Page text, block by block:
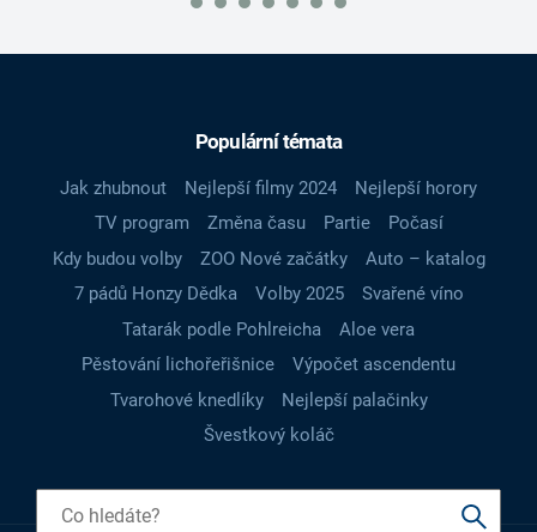
Populární témata
Jak zhubnout Nejlepší filmy 2024
Nejlepší horory
TV program
Změna času Partie
Počasí
Kdy budou volby
ZOO Nové začátky
Auto – katalog
7 pádů Honzy Dědka
Volby 2025
Svařené víno
Tatarák podle Pohlreicha
Aloe vera
Pěstování lichořeřišnice
Výpočet ascendentu
Tvarohové knedlíky
Nejlepší palačinky
Švestkový koláč